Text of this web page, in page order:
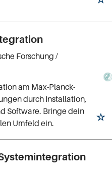
Forschung /
am Max-Planck-
durch Installation,
Software. Bringe dein
Umfeld ein.